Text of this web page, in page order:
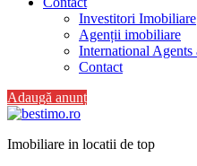
Investitori Imobiliare
Agenții imobiliare
International Agents
Contact
Adaugă anunț
Imobiliare in locatii de top